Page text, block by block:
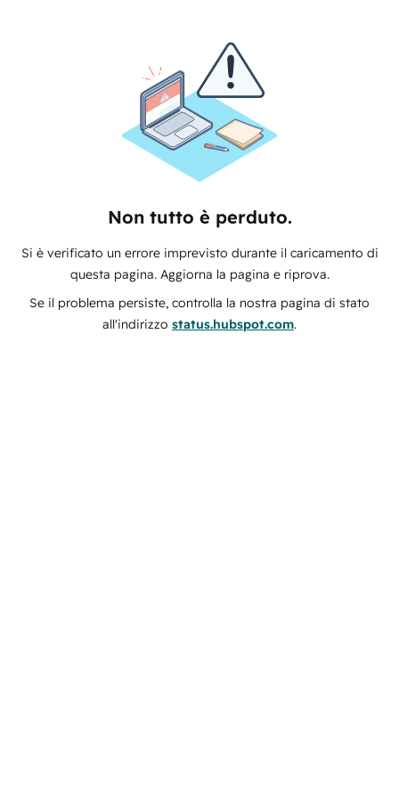
Non tutto è perduto.
Si è verificato un errore imprevisto durante il caricamento di
questa pagina. Aggiorna la pagina e riprova.
Se il problema persiste, controlla la nostra pagina di stato
all'indirizzo status.hubspot.com.